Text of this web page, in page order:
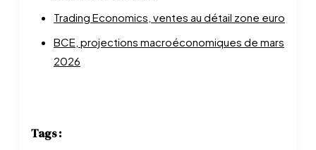
Trading Economics, ventes au détail zone euro
BCE, projections macroéconomiques de mars
2026
Tags :